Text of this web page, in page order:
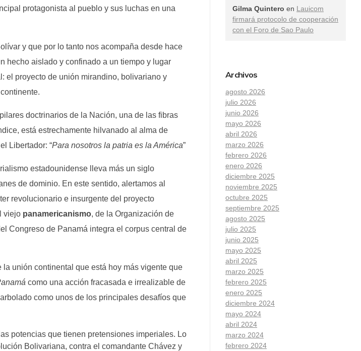
protagonista al pueblo y sus luchas en una
y que por lo tanto nos acompaña desde hace
hecho aislado y confinado a un tiempo y lugar
el proyecto de unión mirandino, bolivariano y
doctrinarios de la Nación, una de las fibras
está estrechamente hilvanado al alma de
Libertador: “Para nosotros la patria es la América”
estadounidense lleva más un siglo
de dominio. En este sentido, alertamos al
revolucionario e insurgente del proyecto
viejo panamericanismo, de la Organización de
Congreso de Panamá integra el corpus central de
unión continental que está hoy más vigente que
como una acción fracasada e irrealizable de
como unos de los principales desafíos que
potencias que tienen pretensiones imperiales. Lo
Bolivariana, contra el comandante Chávez y
Gilma Quintero en Lauicom
firmará protocolo de cooperación
con el Foro de Sao Paulo
Archivos
agosto 2026
julio 2026
junio 2026
mayo 2026
abril 2026
marzo 2026
febrero 2026
enero 2026
diciembre 2025
noviembre 2025
octubre 2025
septiembre 2025
agosto 2025
julio 2025
junio 2025
mayo 2025
abril 2025
marzo 2025
febrero 2025
enero 2025
diciembre 2024
mayo 2024
abril 2024
marzo 2024
febrero 2024